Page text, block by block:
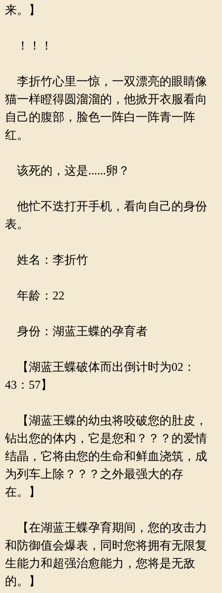
来。】
！！！
李折竹心里一惊，一双漂亮的眼睛像
猫一样瞪得圆溜溜的，他掀开衣服看向
自己的腹部，脸色一阵白一阵青一阵
红。
该死的，这是......卵？
他忙不迭打开手机，看向自己的身份
表。
姓名：李折竹
年龄：22
身份：湖蓝王蝶的孕育者
【湖蓝王蝶破体而出倒计时为02：
43：57】
【湖蓝王蝶的幼虫将咬破您的肚皮，
钻出您的体内，它是您和？？？的爱情
结晶，它将由您的生命和鲜血浇筑，成
为列车上除？？？之外最强大的存
在。】
【在湖蓝王蝶孕育期间，您的攻击力
和防御值会爆表，同时您将拥有无限复
生能力和超强治愈能力，您将是无敌
的。】